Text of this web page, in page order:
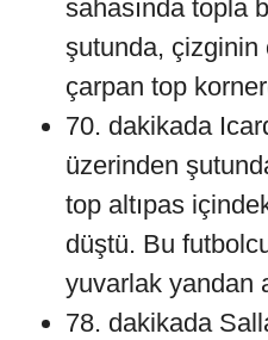
sahasında topla
şutunda, çizginin
çarpan top
70. dakikada
üzerinden
top altıpas
düştü. Bu
yuvarlak yandan
78. dakikada